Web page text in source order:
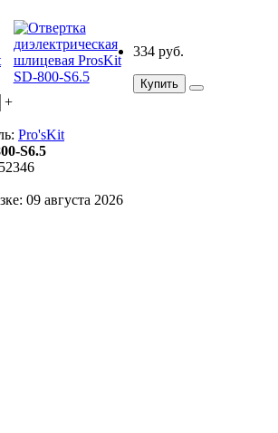
334 руб.
Купить
+
Pro'sKit
S6.5
09 августа 2026